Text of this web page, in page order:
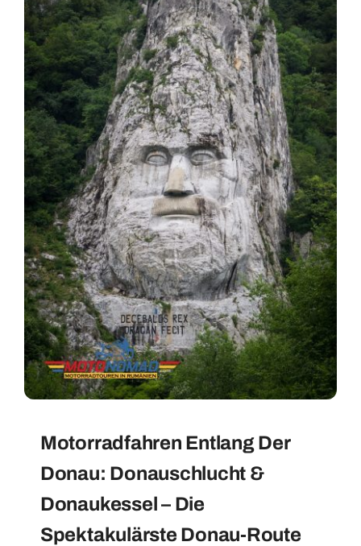
Motorradfahren Entlang Der
Donau: Donauschlucht &
Donaukessel – Die
Spektakulärste Donau-Route